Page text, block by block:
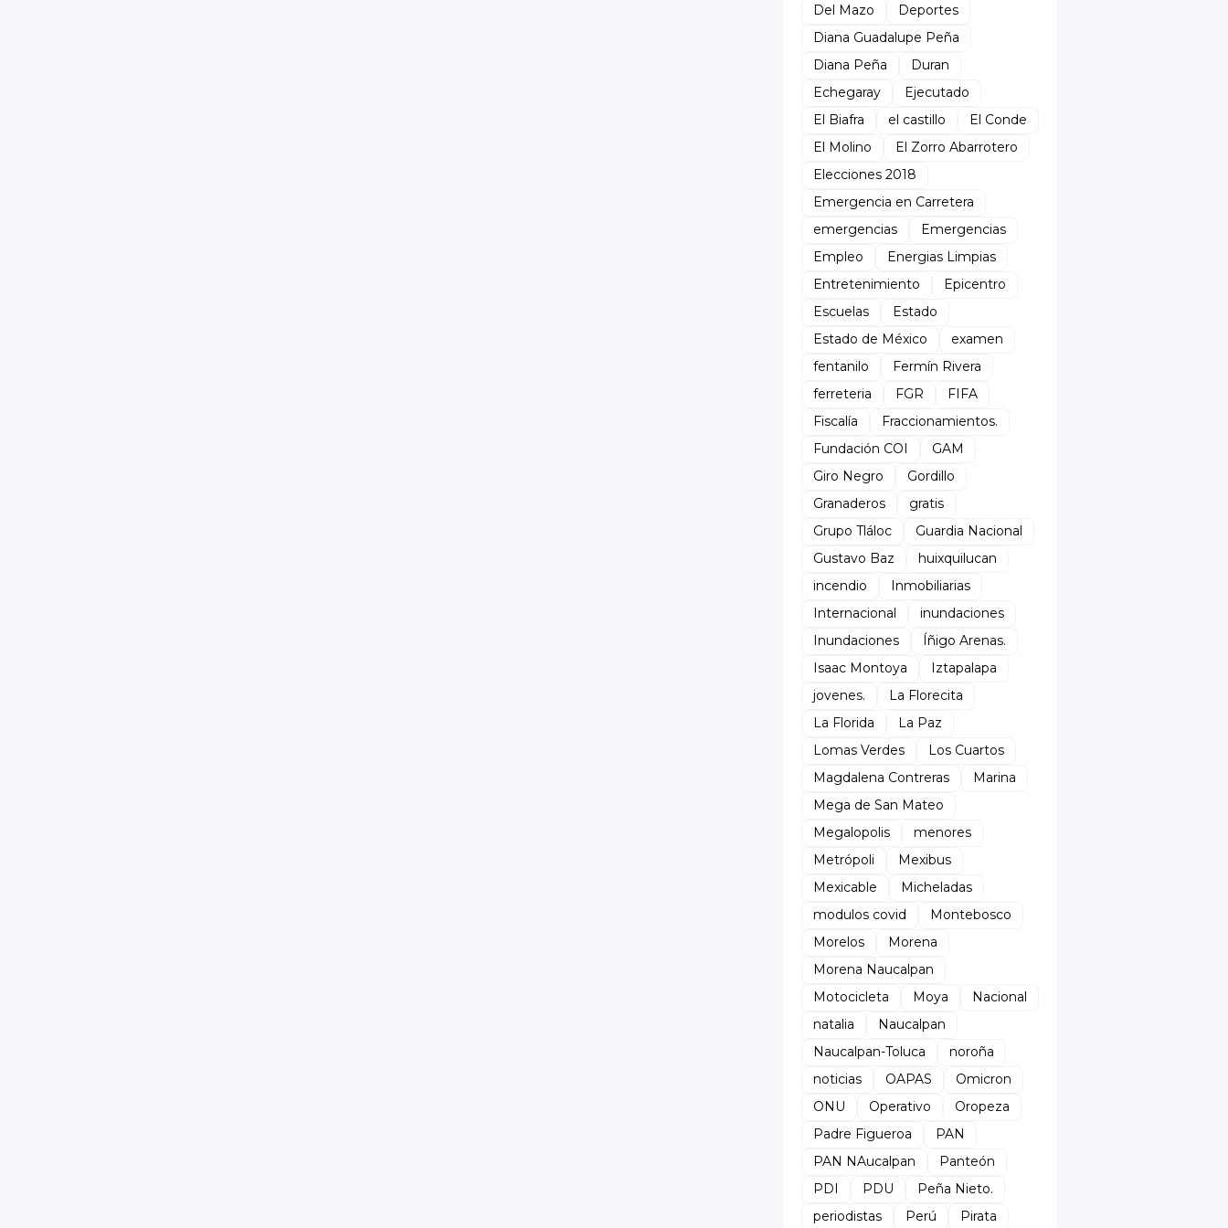
Del Mazo
Deportes
Diana Guadalupe Peña
Diana Peña
Duran
Echegaray
Ejecutado
El Biafra
el castillo
El Conde
El Molino
El Zorro Abarrotero
Elecciones 2018
Emergencia en Carretera
emergencias
Emergencias
Empleo
Energias Limpias
Entretenimiento
Epicentro
Escuelas
Estado
Estado de México
examen
fentanilo
Fermín Rivera
ferreteria
FGR
FIFA
Fiscalía
Fraccionamientos.
Fundación COI
GAM
Giro Negro
Gordillo
Granaderos
gratis
Grupo Tláloc
Guardia Nacional
Gustavo Baz
huixquilucan
incendio
Inmobiliarias
Internacional
inundaciones
Inundaciones
Íñigo Arenas.
Isaac Montoya
Iztapalapa
jovenes.
La Florecita
La Florida
La Paz
Lomas Verdes
Los Cuartos
Magdalena Contreras
Marina
Mega de San Mateo
Megalopolis
menores
Metrópoli
Mexibus
Mexicable
Micheladas
modulos covid
Montebosco
Morelos
Morena
Morena Naucalpan
Motocicleta
Moya
Nacional
natalia
Naucalpan
Naucalpan-Toluca
noroña
noticias
OAPAS
Omicron
ONU
Operativo
Oropeza
Padre Figueroa
PAN
PAN NAucalpan
Panteón
PDI
PDU
Peña Nieto.
periodistas
Perú Pirata